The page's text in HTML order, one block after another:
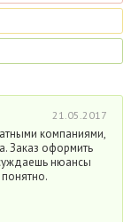
21.05.2017
компаниями,
Заказ оформить
нюансы